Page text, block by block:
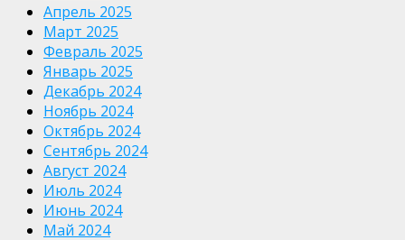
Апрель 2025
Март 2025
Февраль 2025
Январь 2025
Декабрь 2024
Ноябрь 2024
Октябрь 2024
Сентябрь 2024
Август 2024
Июль 2024
Июнь 2024
Май 2024